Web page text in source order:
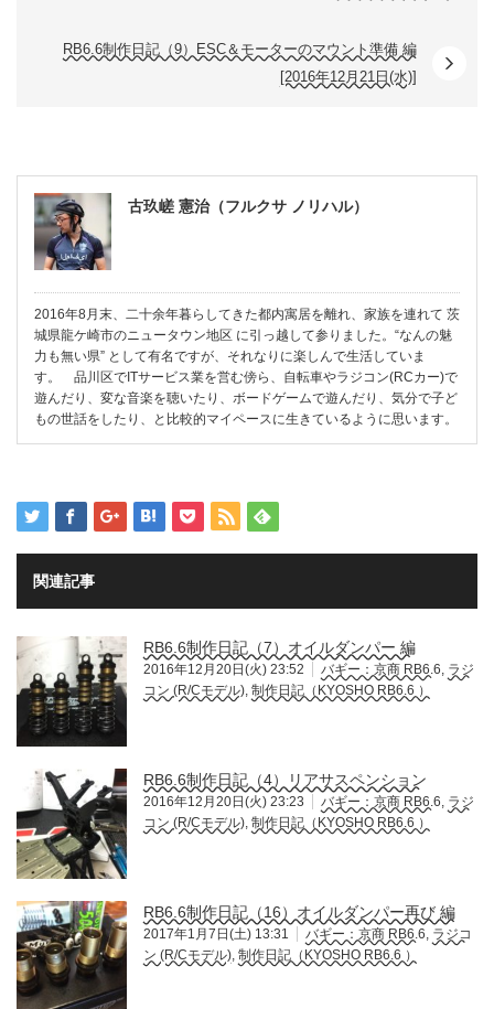
RB6.6制作日記（9）ESC＆モーターのマウント準備 編
[2016年12月21日(水)]
古玖嵯 憲治（フルクサ ノリハル）
2016年8月末、二十余年暮らしてきた都内寓居を離れ、家族を連れて 茨
城県龍ケ崎市のニュータウン地区 に引っ越して参りました。“なんの魅
力も無い県” として有名ですが、それなりに楽しんで生活していま
す。 品川区でITサービス業を営む傍ら、自転車やラジコン(RCカー)で
遊んだり、変な音楽を聴いたり、ボードゲームで遊んだり、気分で子ど
もの世話をしたり、と比較的マイペースに生きているように思います。
関連記事
RB6.6制作日記（7）オイルダンパー 編
2016年12月20日(火) 23:52 バギー：京商 RB6.6 ラジ
コン (R/Cモデル) 制作日記（KYOSHO RB6.6 ）
RB6.6制作日記（4）リアサスペンション
2016年12月20日(火) 23:23 バギー：京商 RB6.6 ラジ
コン (R/Cモデル) 制作日記（KYOSHO RB6.6 ）
RB6.6制作日記（16）オイルダンパー再び 編
2017年1月7日(土) 13:31 バギー：京商 RB6.6 ラジコ
ン (R/Cモデル) 制作日記（KYOSHO RB6.6 ）